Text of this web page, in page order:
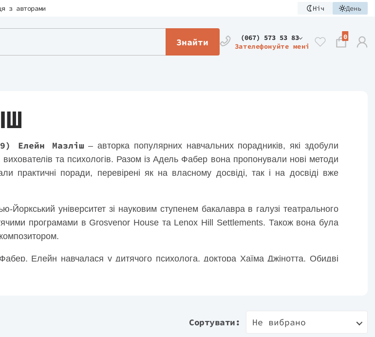
з авторами Ніч День
Знайти
(067) 573 53 83
Зателефонуйте мені
0
Елейн Мазліш– авторка популярних навчальних порадників, які здобули
та психологів. Разом із Адель Фабер вона пропонували нові методи
практичні поради, перевірені як на власному досвіді, так і на досвіді вже
Йоркський університет зі науковим ступенем бакалавра в галузі театрального
програмами в Grosvenor House та Lenox Hill Settlements. Також вона була
Елейн навчалася у дитячого психолога, доктора Хаїма Джінотта. Обидві
школи соціальних досліджень у Нью-Йорку та Інституту сімейного життя
Сортувати: Не вибрано